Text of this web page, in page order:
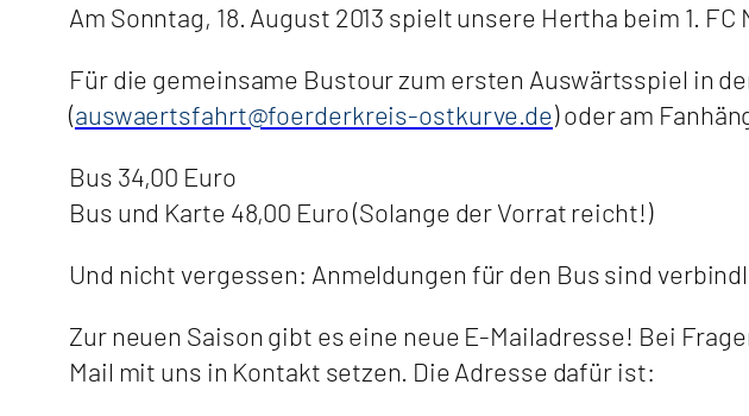
Am Sonntag, 18. August 2013 spielt unsere Hertha beim 1. FC
Für die gemeinsame Bustour zum ersten Auswärtsspiel in
(auswaertsfahrt@foerderkreis-ostkurve.de) oder am
Bus 34,00 Euro
Bus und Karte 48,00 Euro (Solange der Vorrat reicht!)
Und nicht vergessen: Anmeldungen für den Bus sind
Zur neuen Saison gibt es eine neue E-Mailadresse! Bei
Mail mit uns in Kontakt setzen. Die Adresse dafür ist: